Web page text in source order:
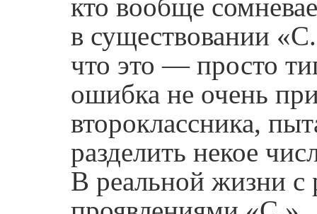
кто вообще
в существовании
что это — просто
ошибка не очень
второклассника,
разделить некое
В реальной жизни с